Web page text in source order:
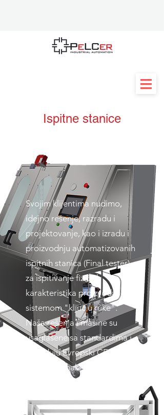
Ispitne stanice
Svojim klijentima nudimo,
idejno rešenje, razradu i
projektovanje, kao i izradu i
proizvodnju automatizovanih
ispitnih stanica (Final tester)
za ispitivanje fizičkih
karakteristika proizvoda,
sistemom "ključ u ruke".
Naša rešenja i mašine su
usaglašene sa standardima i
poseduju Evropski CE znak i
srpski 3A znak.